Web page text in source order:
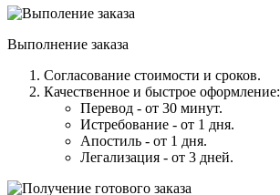
Выполнение заказа
Согласование стоимости и сроков.
Качественное и быстрое оформление:
Перевод - от 30 минут.
Истребование - от 1 дня.
Апостиль - от 1 дня.
Легализация - от 3 дней.